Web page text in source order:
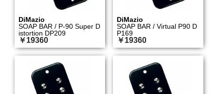
DiMazio
SOAP BAR / P-90 Super D
istortion DP209
￥19360
DiMazio
SOAP BAR / Virtual P90 D
P169
￥19360